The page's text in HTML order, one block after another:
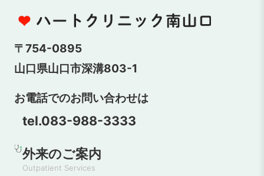
〒754-0895
山口県山口市深溝803-1
お電話でのお問い合わせは
tel.083-988-3333
外来のご案内
Outpatient Services